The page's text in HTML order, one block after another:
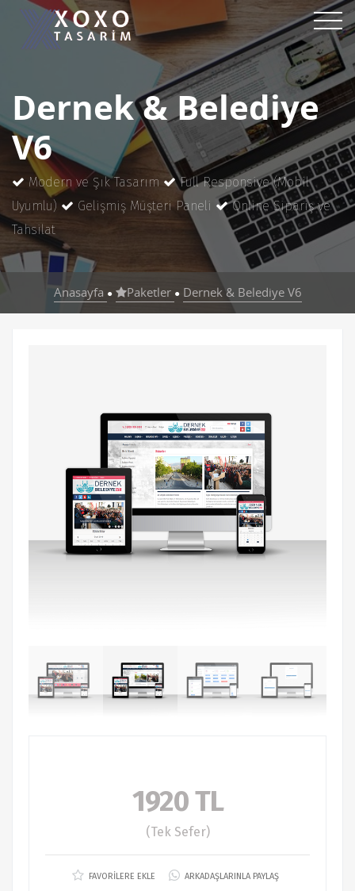
Dernek & Belediye
V6
Modern ve Şık Tasarım
Full Responsive (Mobil
Uyumlu)
Gelişmiş Müşteri Paneli
Online Sipariş ve
Tahsilat
Anasayfa ● Paketler ● Dernek & Belediye V6
1920 TL
(Tek Sefer)
FAVORİLERE EKLE ARKADAŞLARINLA PAYLAŞ